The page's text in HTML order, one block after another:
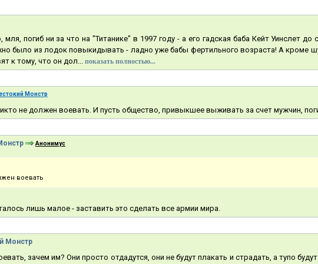
погиб ни за что на "Титанике" в 1997 году - а его гадская баба Кейт Уинслет до
было из лодок повыкидывать - ладно уже бабы фертильного возраста! А кроме
к тому, что он дол... показать полностью...
Монстр
не должен воевать. И пусть общество, привыкшее выживать за счет мужчин,
Анонимус
воевать
лишь малое - заставить это сделать все армии мира.
Монстр
зачем им? Они просто отдадутся, они не будут плакать и страдать, а тупо